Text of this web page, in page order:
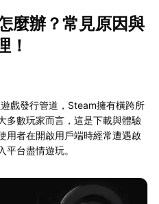
麼辦？常見原因與
！
戲發行管道，Steam擁有橫跨所
多數玩家而言，這是下載與體驗
用者在開啟用戶端時經常遭遇啟
台盡情遊玩。